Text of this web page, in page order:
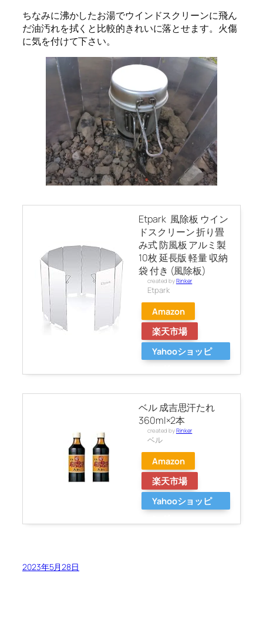
ちなみに沸かしたお湯でウインドスクリーンに飛ん
だ油汚れを拭くと比較的きれいに落とせます。火傷
に気を付けて下さい。
Etpark 風除板 ウイン
ドスクリーン 折り畳
み式 防風板 アルミ製
10枚 延長版 軽量 収納
袋 付き (風除板)
created byRinker
Etpark
Amazon
楽天市場
Yahooショッピ
ベル 成吉思汗たれ
360ml×2本
created byRinker
ベル
Amazon
楽天市場
Yahooショッピ
2023年5月28日